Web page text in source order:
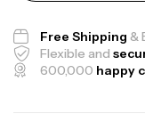
Free Shipping &
Flexible and
600,000 happy